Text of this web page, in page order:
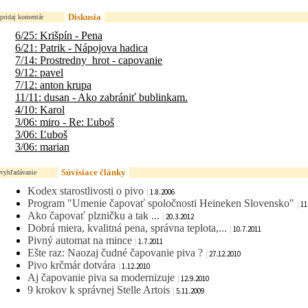
pridaj komentár Diskusia
6/25: Krišpín - Pena
6/21: Patrik - Nápojova hadica
7/14: Prostredny_hrot - capovanie
9/12: pavel
7/12: anton krupa
11/11: dusan - Ako zabrániť bublinkam.
4/10: Karol
3/06: miro - Re: Ľuboš
3/06: Ľuboš
3/06: marian
vyhľadávanie Súvisiace články
Kodex starostlivosti o pivo 1.8.2006
Program "Umenie čapovať spoločnosti Heineken Slovensko"
Ako čapovať plzničku a tak ... 20.3.2012
Dobrá miera, kvalitná pena, správna teplota,... 10.7.2011
Pivný automat na mince 1.7.2011
Ešte raz: Naozaj čudné čapovanie piva ? 27.12.2010
Pivo krčmár dotvára 1.12.2010
Aj čapovanie piva sa modernizuje 12.9.2010
9 krokov k správnej Stelle Artois 5.11.2009